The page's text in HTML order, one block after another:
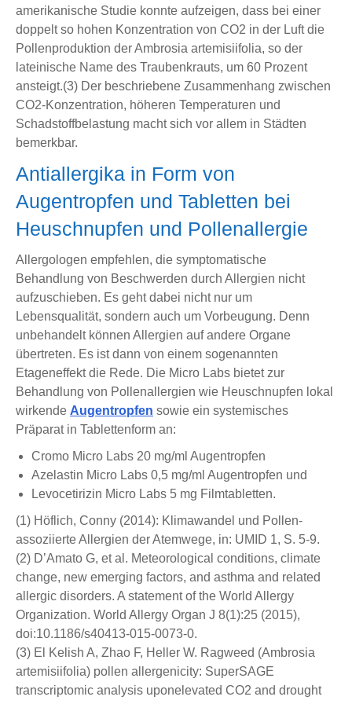
amerikanische Studie konnte aufzeigen, dass bei einer
doppelt so hohen Konzentration von CO2 in der Luft die
Pollenproduktion der Ambrosia artemisiifolia, so der
lateinische Name des Traubenkrauts, um 60 Prozent
ansteigt.(3) Der beschriebene Zusammenhang zwischen
CO2-Konzentration, höheren Temperaturen und
Schadstoffbelastung macht sich vor allem in Städten
bemerkbar.
Antiallergika in Form von
Augentropfen und Tabletten bei
Heuschnupfen und Pollenallergie
Allergologen empfehlen, die symptomatische
Behandlung von Beschwerden durch Allergien nicht
aufzuschieben. Es geht dabei nicht nur um
Lebensqualität, sondern auch um Vorbeugung. Denn
unbehandelt können Allergien auf andere Organe
übertreten. Es ist dann von einem sogenannten
Etageneffekt die Rede. Die Micro Labs bietet zur
Behandlung von Pollenallergien wie Heuschnupfen lokal
wirkende Augentropfen sowie ein systemisches
Präparat in Tablettenform an:
Cromo Micro Labs 20 mg/ml Augentropfen
Azelastin Micro Labs 0,5 mg/ml Augentropfen und
Levocetirizin Micro Labs 5 mg Filmtabletten.
(1) Höflich, Conny (2014): Klimawandel und Pollen-
assoziierte Allergien der Atemwege, in: UMID 1, S. 5-9.
(2) D’Amato G, et al. Meteorological conditions, climate
change, new emerging factors, and asthma and related
allergic disorders. A statement of the World Allergy
Organization. World Allergy Organ J 8(1):25 (2015),
doi:10.1186/s40413-015-0073-0.
(3) El Kelish A, Zhao F, Heller W. Ragweed (Ambrosia
artemisiifolia) pollen allergenicity: SuperSAGE
transcriptomic analysis uponelevated CO2 and drought